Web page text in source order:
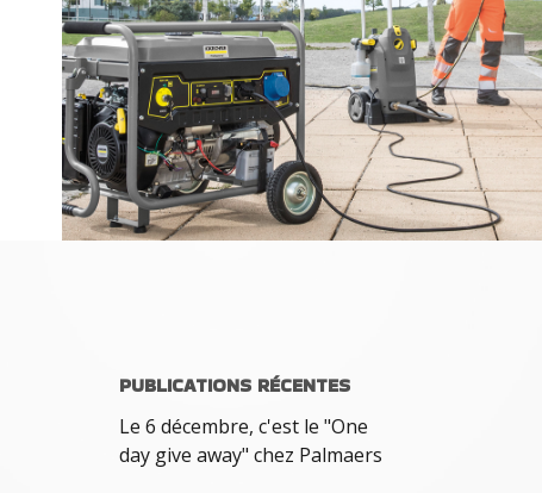
PUBLICATIONS RÉCENTES
Le 6 décembre, c'est le "One
day give away" chez Palmaers